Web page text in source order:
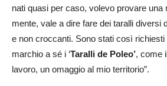
nati quasi per caso, volevo provare una
mente, vale a dire fare dei taralli diversi
e non croccanti. Sono stati così richiesti
marchio a sé i ‘Taralli de Poleo’, come
lavoro, un omaggio al mio territorio”.